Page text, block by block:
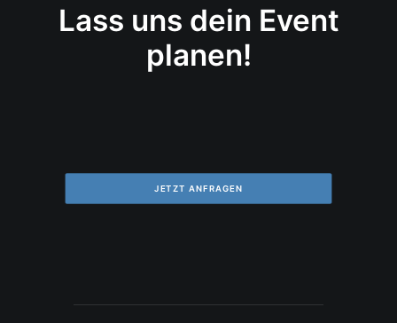
Lass uns dein Event
planen!
JETZT ANFRAGEN